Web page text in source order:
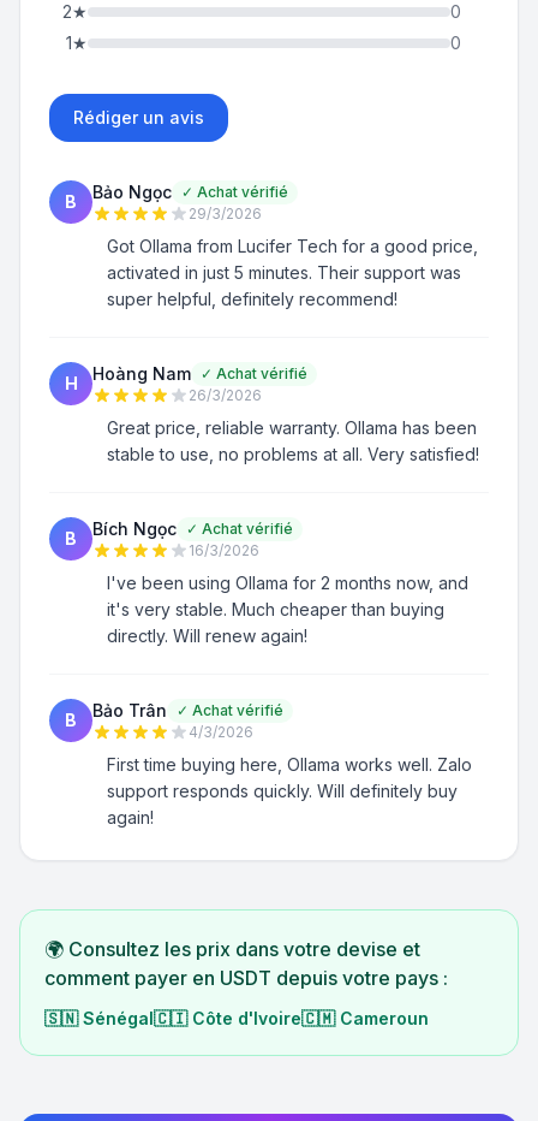
2★
0
1★ 0
Rédiger un avis
B Bảo Ngọc ✓ Achat vérifié
29/3/2026
Got Ollama from Lucifer Tech for a good price,
activated in just 5 minutes. Their support was
super helpful, definitely recommend!
H Hoàng Nam ✓ Achat vérifié
26/3/2026
Great price, reliable warranty. Ollama has been
stable to use, no problems at all. Very satisfied!
B Bích Ngọc ✓ Achat vérifié
16/3/2026
I've been using Ollama for 2 months now, and
it's very stable. Much cheaper than buying
directly. Will renew again!
B Bảo Trân ✓ Achat vérifié
4/3/2026
First time buying here, Ollama works well. Zalo
support responds quickly. Will definitely buy
again!
🌍 Consultez les prix dans votre devise et
comment payer en USDT depuis votre pays :
🇸🇳 Sénégal🇨🇮 Côte d'Ivoire🇨🇲 Cameroun